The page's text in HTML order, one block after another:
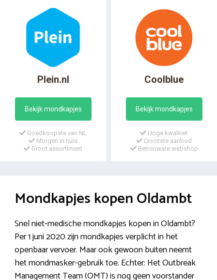
Plein.nl
Bekijk mondkapjes
Goedkoopste van NL
Morgen in huis
Groot assortiment
Coolblue
Bekijk mondkapjes
Hoge kwaliteit
Grootste aanbod
Betrouware webshop
Mondkapjes kopen Oldambt
Snel niet-medische mondkapjes kopen in Oldambt?
Per 1 juni 2020 zijn mondkapjes verplicht in het
openbaar vervoer. Maar ook gewoon buiten neemt
het mondmasker-gebruik toe. Echter: Het Outbreak
Management Team (OMT) is nog geen voorstander